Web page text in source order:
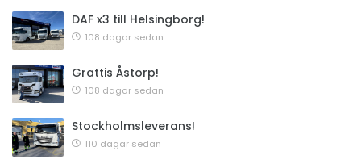
DAF x3 till Helsingborg!
108 dagar sedan
Grattis Åstorp!
108 dagar sedan
Stockholmsleverans!
110 dagar sedan